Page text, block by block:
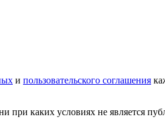
и пользовательского соглашения
каких условиях не является